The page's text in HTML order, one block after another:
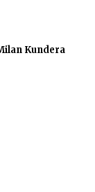
Kundera